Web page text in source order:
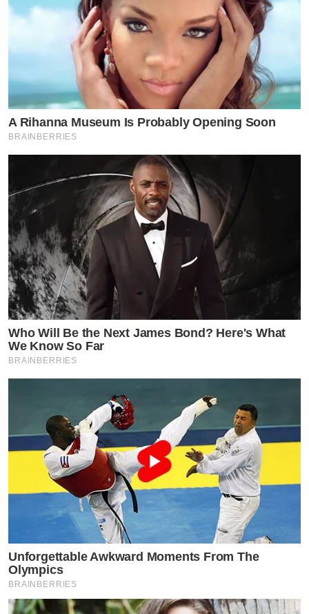
A Rihanna Museum Is Probably Opening Soon
BRAINBERRIES
Who Will Be the Next James Bond? Here's What
We Know So Far
BRAINBERRIES
Unforgettable Awkward Moments From The
Olympics
BRAINBERRIES